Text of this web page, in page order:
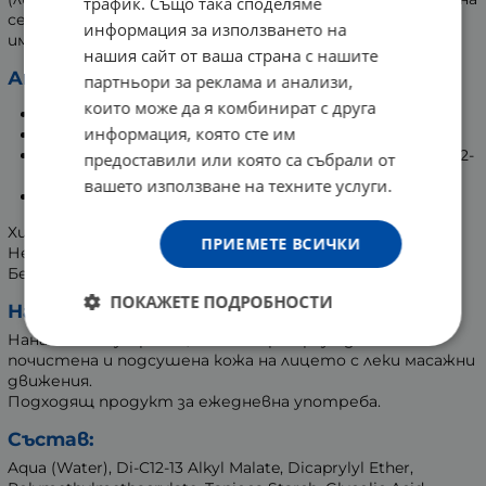
себум. Изравнява тена с универсалния цвят, който
има.
Активни съставки:
Термална вода Uriage;
Комплекс от UVA-UVB филтри;
3 патентовани съставки на Uriage: MPA-Regul, TLR2-
Regul и екстракт от женско биле;
Матиращи пудри.
Хипоалергенен.
Некомедоногенен.
Без минерални масла.
Начин на употреба:
Нанасяйте сутрин и / или вечер върху идеално
почистена и подсушена кожа на лицето с леки масажни
движения.
Подходящ продукт за ежедневна употреба.
Състав:
Aqua (Water), Di-C12-13 Alkyl Malate, Dicaprylyl Ether,
информация за използването на
нашия сайт от ваша страна с нашите
партньори за реклама и анализи,
които може да я комбинират с друга
информация, която сте им
предоставили или която са събрали от
вашето използване на техните услуги.
ПРИЕМЕТЕ ВСИЧКИ
ПОКАЖЕТЕ ПОДРОБНОСТИ